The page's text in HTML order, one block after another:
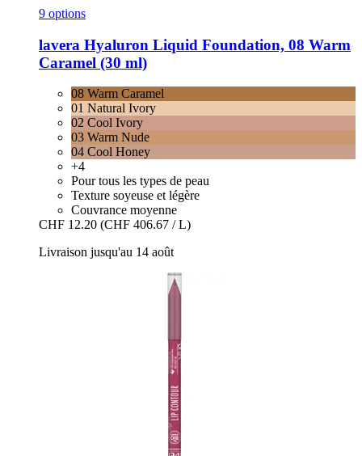
9 options
lavera Hyaluron Liquid Foundation, 08 Warm
Caramel (30 ml)
08 Warm Caramel
01 Natural Ivory
02 Cool Ivory
03 Warm Nude
04 Cool Honey
+4
Pour tous les types de peau
Texture soyeuse et légère
Couvrance moyenne
CHF 12.20 (CHF 406.67 / L)
Livraison jusqu'au 14 août